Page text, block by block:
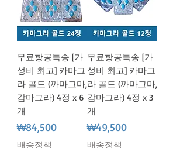
무료항공특송 [가
성비 최고] 카마그
라 골드 (까마그마,
감마그라) 4정 x 6
개
가격
₩84,500
배송정책
무료항공특송 [가
성비 최고] 카마그
라 골드 (까마그마,
감마그라) 4정 x 3
개
가격
₩49,500
배송정책